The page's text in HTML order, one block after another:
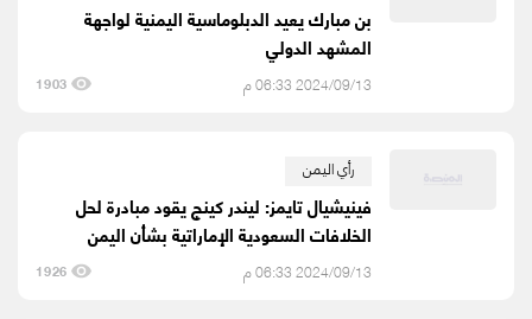
بن مبارك يعيد الدبلوماسية اليمنية لواجهة
المشهد الدولي
2024/09/13 06:33 م 1903
رأي اليمن
فينيشيال تايمز: ليندر كينج يقود مبادرة لحل
الخلافات السعودية الإماراتية بشأن اليمن
2024/09/13 06:33 م 1926